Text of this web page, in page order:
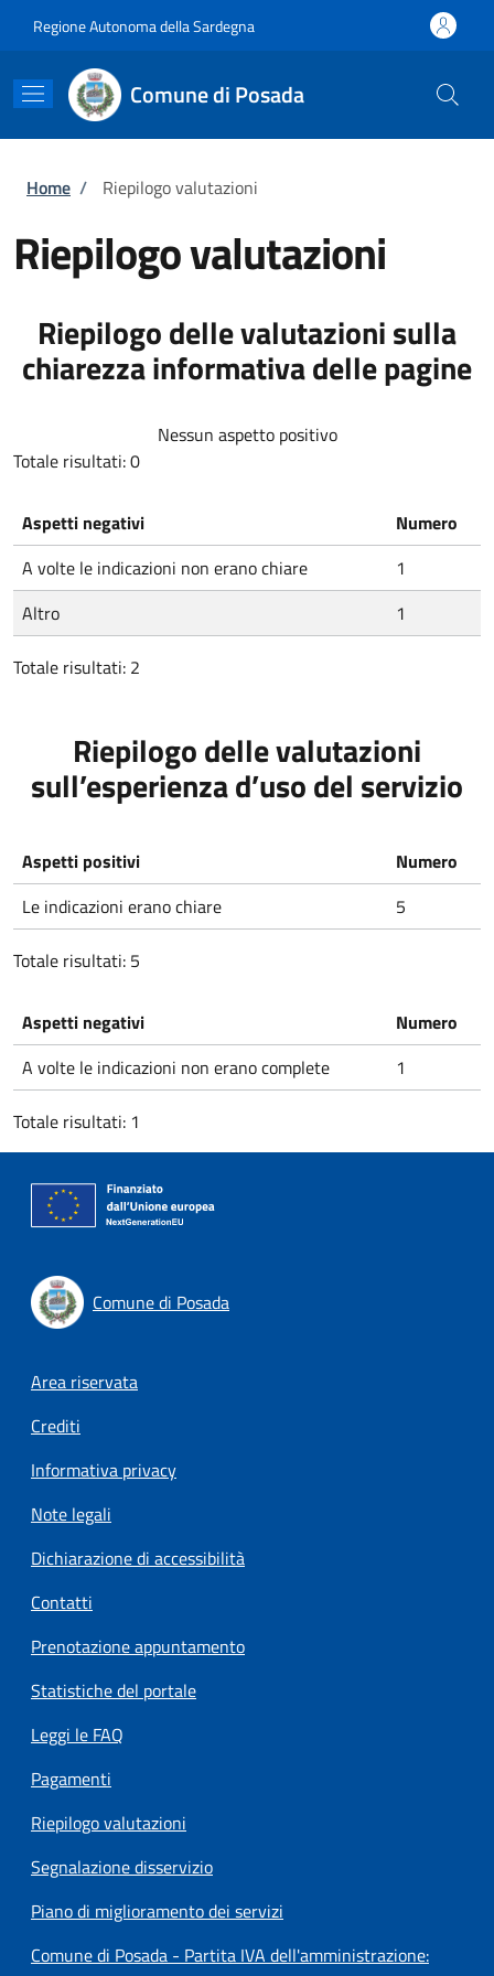
Regione Autonoma della Sardegna
Comune di Posada
Briciole di pane
Home / Riepilogo valutazioni
Riepilogo valutazioni
Riepilogo delle valutazioni sulla
chiarezza informativa delle pagine
Nessun aspetto positivo
Totale risultati: 0
Aspetti negativi
Numero
A volte le indicazioni non erano chiare
1
Altro
1
Totale risultati: 2
Riepilogo delle valutazioni
sull’esperienza d’uso del servizio
Aspetti positivi
Numero
Le indicazioni erano chiare
5
Totale risultati: 5
Aspetti negativi
Numero
A volte le indicazioni non erano complete
1
Totale risultati: 1
Comune di Posada
Footer menu
Area riservata
Crediti
Informativa privacy
Note legali
Dichiarazione di accessibilità
Contatti
Prenotazione appuntamento
Statistiche del portale
Leggi le FAQ
Pagamenti
Riepilogo valutazioni
Segnalazione disservizio
Piano di miglioramento dei servizi
Comune di Posada - Partita IVA dell'amministrazione: